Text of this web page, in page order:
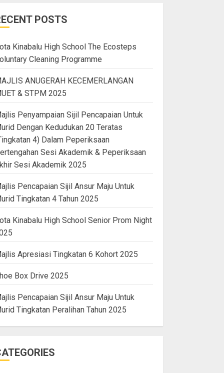
POSTS
Kinabalu High School The Ecosteps
Cleaning Programme
ANUGERAH KECEMERLANGAN
& STPM 2025
Penyampaian Sijil Pencapaian Untuk
Dengan Kedudukan 20 Teratas
4) Dalam Peperiksaan
Sesi Akademik & Peperiksaan
Sesi Akademik 2025
Pencapaian Sijil Ansur Maju Untuk
Tingkatan 4 Tahun 2025
Kinabalu High School Senior Prom Night
Apresiasi Tingkatan 6 Kohort 2025
Box Drive 2025
Pencapaian Sijil Ansur Maju Untuk
Tingkatan Peralihan Tahun 2025